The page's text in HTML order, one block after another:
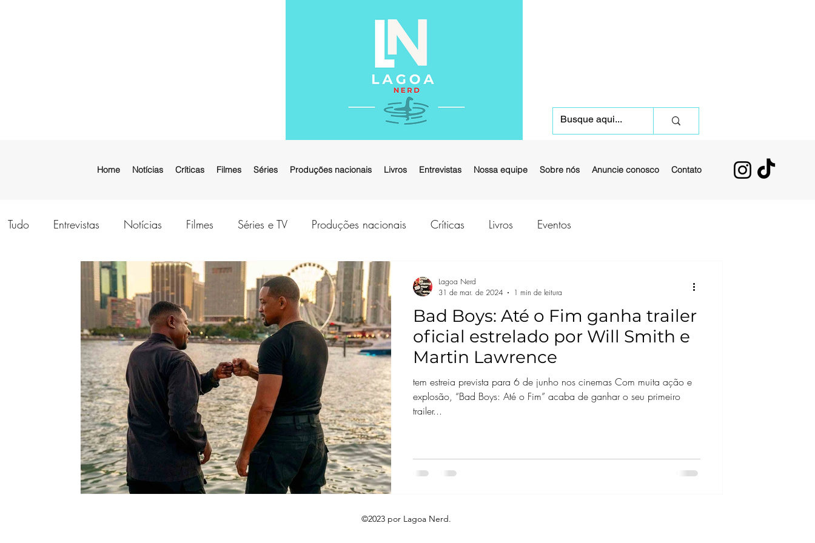
Home Notícias Críticas Filmes Séries Produções nacionais Livros Entrevistas Nossa equipe Sobre nós Anuncie conosco Contato
Tudo Entrevistas Notícias Filmes Séries e TV Produções nacionais Críticas Livros Eventos
Moda e Vestuário
Bad Boys: Até o Fim ganha trailer
oficial estrelado por Will Smith e
Martin Lawrence
tem estreia prevista para 6 de junho nos cinemas Com muita ação e
explosão, “Bad Boys: Até o Fim” acaba de ganhar o seu primeiro
trailer...
Lagoa Nerd
31 de mar. de 2024
1 min de leitura
©2023 por Lagoa Nerd.